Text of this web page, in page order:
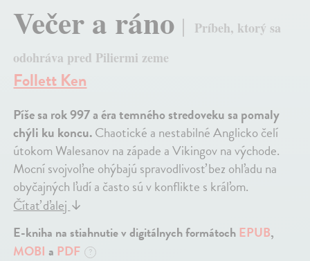
Večer a ráno
Príbeh, ktorý sa
odohráva pred Piliermi zeme
Follett Ken
Píše sa rok 997 a éra temného stredoveku sa pomaly
chýli ku koncu.Chaotické a nestabilné Anglicko čelí
útokom Walesanov na západe a Vikingov na východe.
Mocní svojvoľne ohýbajú spravodlivosť bez ohľadu na
obyčajných ľudí a často sú v konflikte s kráľom.
Čítať ďalej ↓
E-kniha na stiahnutie v digitálnych formátoch EPUB,
MOBI a PDF ?